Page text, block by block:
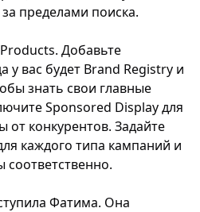
пределами поиска.
Добавьте
у вас будет Brand Registry и
знать свои главные
Sponsored Display для
от конкурентов. Задайте
каждого типа кампаний и
соответственно.
Фатима. Она